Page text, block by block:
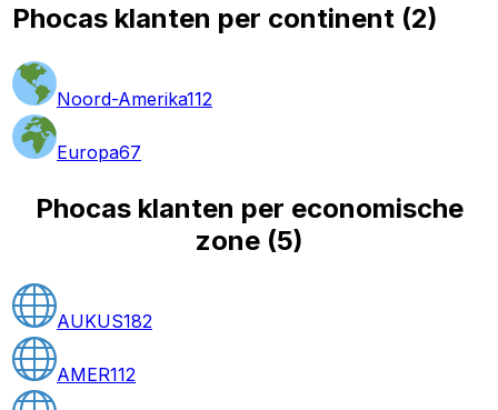
Phocas klanten per continent (2)
Noord-Amerika112
Europa67
Phocas klanten per economische
zone(5)
AUKUS182
AMER112